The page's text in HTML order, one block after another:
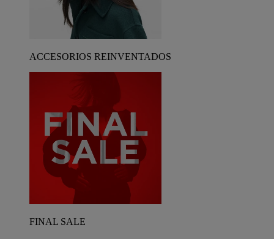
ACCESORIOS REINVENTADOS
FINAL SALE